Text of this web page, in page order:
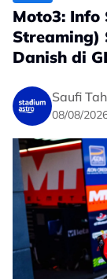
Moto3: Info
Streaming)
Danish di
Saufi
08/08/